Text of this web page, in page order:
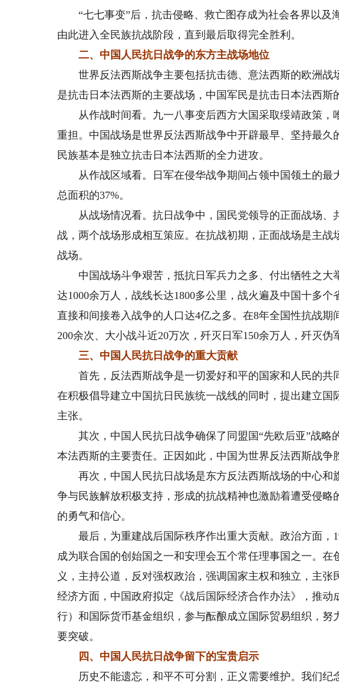
“七七事变”后，抗击侵略、救亡图存成为社会各界以及
由此进入全民族抗战阶段，直到最后取得完全胜利。
二、中国人民抗日战争的东方主战场地位
世界反法西斯战争主要包括抗击德、意法西斯的欧洲战
是抗击日本法西斯的主要战场，中国军民是抗击日本法西斯
从作战时间看。九一八事变后西方大国采取绥靖政策，
重担。中国战场是世界反法西斯战争中开辟最早、坚持最久
民族基本是独立抗击日本法西斯的全力进攻。
从作战区域看。日军在侵华战争期间占领中国领土的最
总面积的37%。
从战场情况看。‌抗日战争中，国民党领导的正面战场、
战，两个战场形成相互策应。在抗战初期，正面战场是主
战场。
中国战场斗争艰苦，抵抗日军兵力之多、付出牺牲之大
达1000余万人，战线长达1800多公里，战火遍及中国十多
直接和间接卷入战争的人口达4亿之多。在8年全国性抗战
200余次、大小战斗近20万次，歼灭日军150余万人，歼灭伪
三、中国人民抗日战争的重大贡献
首先，反法西斯战争是一切爱好和平的国家和人民的共
在积极倡导建立中国抗日民族统一战线的同时，提出建立
主张。
其次，中国人民抗日战争确保了同盟国“先欧后亚”战略
本法西斯的主要责任。正因如此，中国为世界反法西斯战争
再次，中国人民抗日战场是东方反法西斯战场的中心和
争与民族解放积极支持，形成的抗战精神也激励着遭受侵
的勇气和信心。
最后，为重建战后国际秩序作出重大贡献。政治方面，
成为联合国的创始国之一和安理会五个常任理事国之一。
义，主持公道，反对强权政治，强调国家主权和独立，主张
经济方面，中国政府拟定《战后国际经济合作办法》，推动
行）和国际货币基金组织，参与酝酿成立国际贸易组织，
要突破。
四、中国人民抗日战争留下的宝贵启示
历史不能遗忘，和平不可分割，正义需要维护。我们纪